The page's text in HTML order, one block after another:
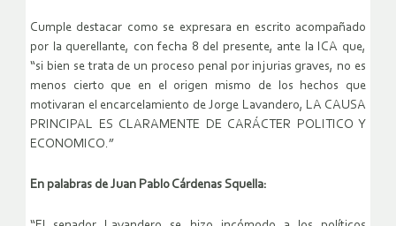
Cumple destacar como se expresara en escrito acompañado
por la querellante, con fecha 8 del presente, ante la ICA que,
“si bien se trata de un proceso penal por injurias graves, no es
menos cierto que en el origen mismo de los hechos que
motivaran el encarcelamiento de Jorge Lavandero, LA CAUSA
PRINCIPAL ES CLARAMENTE DE CARÁCTER POLITICO Y
ECONOMICO.”
En palabras de Juan Pablo Cárdenas Squella: